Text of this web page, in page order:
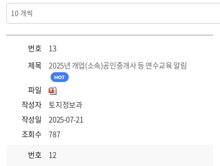
번호
13
제목
2025년 개업(소속)공인중개사 등 연수교육 알림
파일
작성자
토지정보과
작성일
2025-07-21
조회수
787
번호
12